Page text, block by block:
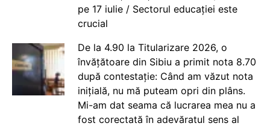
pe 17 iulie / Sectorul educației este
crucial
De la 4.90 la Titularizare 2026, o
învățătoare din Sibiu a primit nota 8.70
după contestație: Când am văzut nota
inițială, nu mă puteam opri din plâns.
Mi-am dat seama că lucrarea mea nu a
fost corectată în adevăratul sens al